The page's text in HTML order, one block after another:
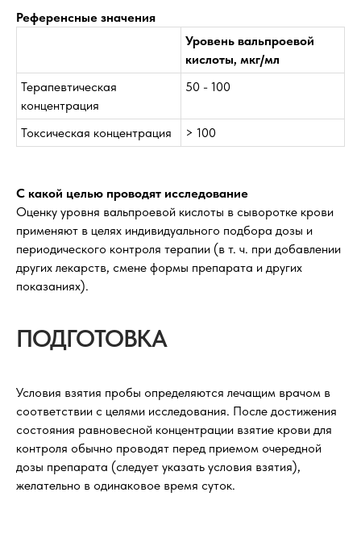
Референсные значения
Уровень вальпроевой
кислоты, мкг/мл
Терапевтическая
концентрация
50 - 100
Токсическая концентрация > 100
С какой целью проводят исследование
Оценку уровня вальпроевой кислоты в сыворотке крови
применяют в целях индивидуального подбора дозы и
периодического контроля терапии (в т. ч. при добавлении
других лекарств, смене формы препарата и других
показаниях).
ПОДГОТОВКА
Условия взятия пробы определяются лечащим врачом в
соответствии с целями исследования. После достижения
состояния равновесной концентрации взятие крови для
контроля обычно проводят перед приемом очередной
дозы препарата (следует указать условия взятия),
желательно в одинаковое время суток.